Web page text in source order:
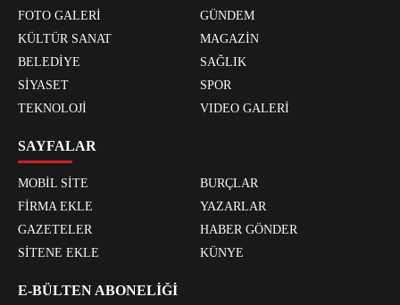
FOTO GALERİ
GÜNDEM
KÜLTÜR SANAT
MAGAZİN
BELEDİYE
SAĞLIK
SİYASET
SPOR
TEKNOLOJİ
VIDEO GALERİ
SAYFALAR
MOBİL SİTE
BURÇLAR
FİRMA EKLE
YAZARLAR
GAZETELER
HABER GÖNDER
SİTENE EKLE
KÜNYE
E-BÜLTEN ABONELİĞİ